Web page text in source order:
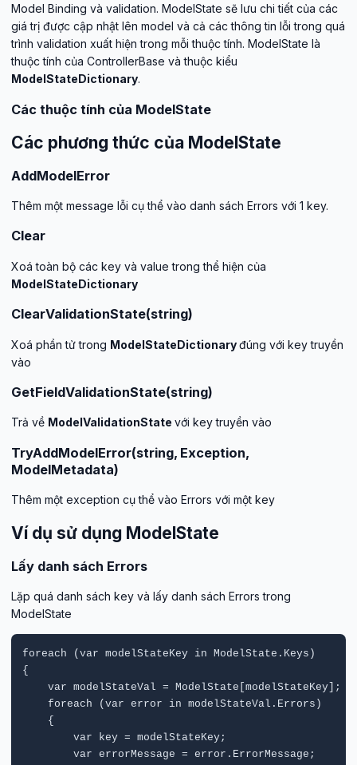
Model Binding và validation. ModelState sẽ lưu chi tiết của các
giá trị được cập nhật lên model và cả các thông tin lỗi trong quá
trình validation xuất hiện trong mỗi thuộc tính. ModelState là
thuộc tính của ControllerBase và thuộc kiểu
ModelStateDictionary.
Các thuộc tính của ModelState
Các phương thức của ModelState
AddModelError
Thêm một message lỗi cụ thể vào danh sách Errors với 1 key.
Clear
Xoá toàn bộ các key và value trong thể hiện của
ModelStateDictionary
ClearValidationState(string)
Xoá phần tử trong ModelStateDictionaryđúng với key truyền
vào
GetFieldValidationState(string)
Trả về ModelValidationState với key truyền vào
TryAddModelError(string, Exception,
ModelMetadata)
Thêm một exception cụ thể vào Errors với một key
Ví dụ sử dụng ModelState
Lấy danh sách Errors
Lặp quá danh sách key và lấy danh sách Errors trong
ModelState
foreach (var modelStateKey in ModelState.Keys)
{
    var modelStateVal = ModelState[modelStateKey];
    foreach (var error in modelStateVal.Errors)
    {
        var key = modelStateKey;
        var errorMessage = error.ErrorMessage;